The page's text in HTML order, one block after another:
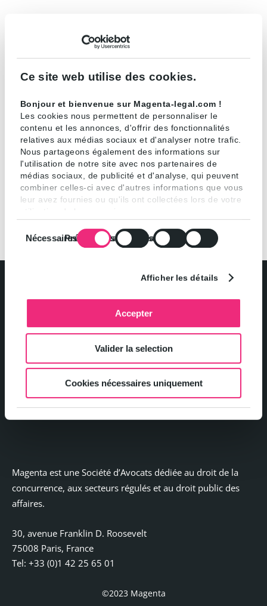
Ce site web utilise des cookies.
Bonjour et bienvenue sur Magenta-legal.com !
Les cookies nous permettent de personnaliser le
contenu et les annonces, d'offrir des fonctionnalités
relatives aux médias sociaux et d'analyser notre trafic.
Nous partageons également des informations sur
l'utilisation de notre site avec nos partenaires de
médias sociaux, de publicité et d'analyse, qui peuvent
combiner celles-ci avec d'autres informations que vous
leur avez fournies ou qu'ils ont collectées lors de votre
NécessairesPréférencesStatistiquesMarketing
Afficher les détails
Accepter
Valider la selection
Cookies nécessaires uniquement
Fax : + 33 1 42 25 10 74
edouard.sarrazin@magenta-legal.com
Magenta est une Société d’Avocats dédiée au droit de la
concurrence, aux secteurs régulés et au droit public des
affaires.
30, avenue Franklin D. Roosevelt
75008 Paris, France
Tel: +33 (0)1 42 25 65 01
Politique de confidentialité et gestion des cookies
Mentions légales
Contact
©2023 Magenta